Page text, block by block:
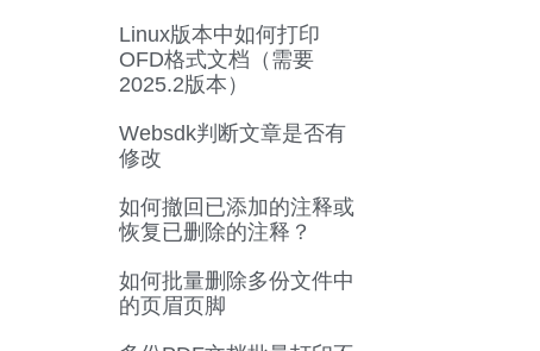
Linux版本中如何打印
OFD格式文档（需要
2025.2版本）
Websdk判断文章是否有
修改
如何撤回已添加的注释或
恢复已删除的注释？
如何批量删除多份文件中
的页眉页脚